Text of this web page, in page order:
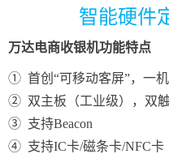
智能硬件
万达电商收银机功能特点
① 首创“可移动客屏”，一机
② 双主板（工业级），双
③ 支持Beacon
④ 支持IC卡/磁条卡/NFC卡